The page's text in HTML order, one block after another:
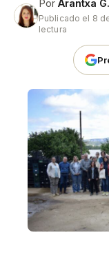
Por Arantxa G.
Publicado el 8
lectura